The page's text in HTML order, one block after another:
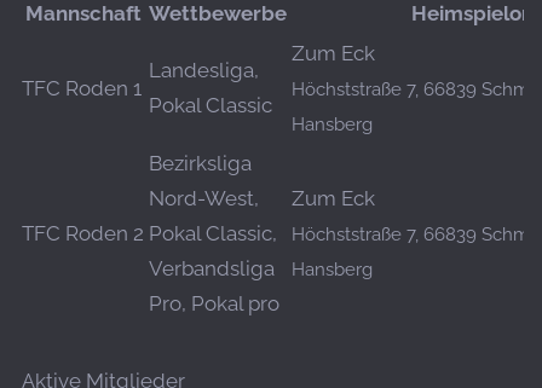
Mannschaft Wettbewerbe Heimspielort
TFC Roden 1
Landesliga,
Pokal Classic
Zum Eck
Höchststraße 7, 66839
Hansberg
TFC Roden 2
Bezirksliga
Nord-West,
Pokal Classic,
Verbandsliga
Pro, Pokal pro
Zum Eck
Höchststraße 7, 66839
Hansberg
Aktive Mitglieder